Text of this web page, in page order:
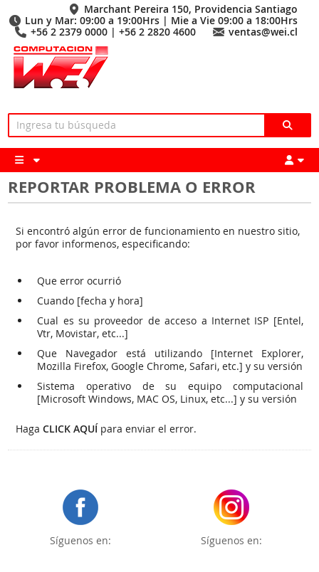
Marchant Pereira 150, Providencia Santiago
Lun y Mar: 09:00 a 19:00Hrs | Mie a Vie 09:00 a 18:00Hrs
+56 2 2379 0000 | +56 2 2820 4600
ventas@wei.cl
REPORTAR PROBLEMA O ERROR
Si encontró algún error de funcionamiento en nuestro sitio,
por favor informenos, especificando:
Que error ocurrió
Cuando [fecha y hora]
Cual es su proveedor de acceso a Internet ISP [Entel,
Vtr, Movistar, etc...]
Que Navegador está utilizando [Internet Explorer,
Mozilla Firefox, Google Chrome, Safari, etc.] y su versión
Sistema operativo de su equipo computacional
[Microsoft Windows, MAC OS, Linux, etc...] y su versión
HagaCLICK AQUÍpara enviar el error.
Síguenos en: Síguenos en: